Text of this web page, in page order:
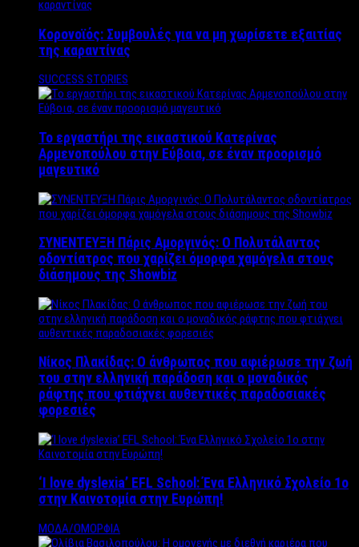
Κορονοϊός: Συμβουλές για να μη χωρίσετε εξαιτίας
της καραντίνας
SUCCESS STORIES
Το εργαστήρι της εικαστικού Κατερίνας
Αρμενοπούλου στην Εύβοια, σε έναν προορισμό
μαγευτικό
ΣΥΝΕΝΤΕΥΞΗ Πάρις Αμοργινός: O Πολυτάλαντος
οδοντίατρος που χαρίζει όμορφα χαμόγελα στους
διάσημους της Showbiz
Νίκος Πλακίδας: O άνθρωπος που αφιέρωσε την ζωή
του στην ελληνική παράδοση και ο μοναδικός
ράφτης που φτιάχνει αυθεντικές παραδοσιακές
φορεσιές
‘Ι love dyslexia’ EFL School: Ένα Ελληνικό Σχολείo 1ο
στην Καινοτομία στην Ευρώπη!
ΜΟΔΑ/ΟΜΟΡΦΙΑ